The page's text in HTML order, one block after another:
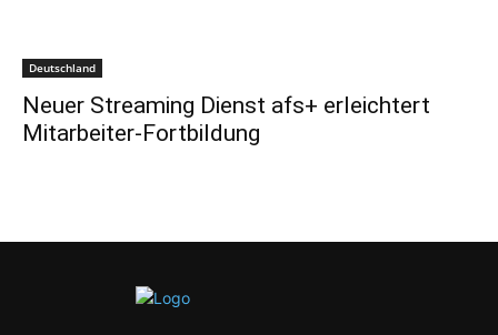
Deutschland
Neuer Streaming Dienst afs+ erleichtert
Mitarbeiter-Fortbildung